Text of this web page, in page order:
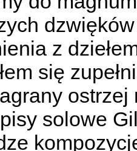
z
się
solowe